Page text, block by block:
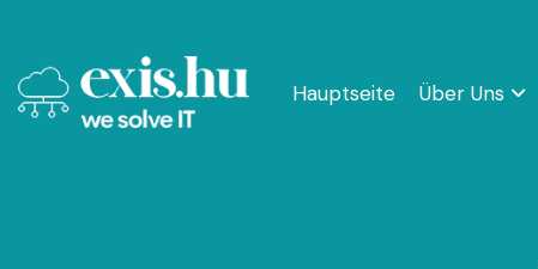
Hauptseite Über Uns